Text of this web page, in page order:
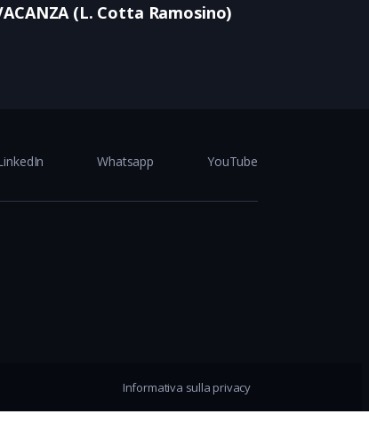
(L. Cotta Ramosino)
Whatsapp YouTube
Informativa sulla privacy